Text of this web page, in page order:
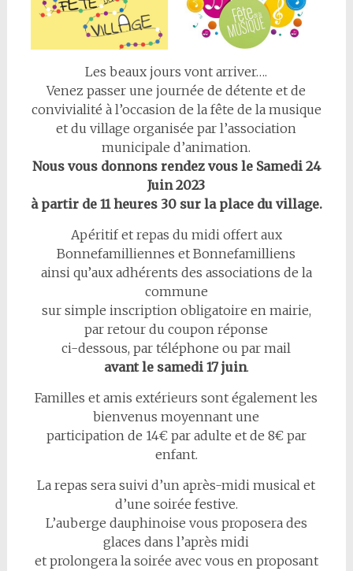
Les beaux jours vont arriver….
Venez passer une journée de détente et de
convivialité à l’occasion de la fête de la musique
et du village organisée par l’association
municipale d’animation.
Nous vous donnons rendez vous le Samedi 24
Juin 2023
à partir de 11 heures 30 sur la place du village.
Apéritif et repas du midi offert aux
Bonnefamilliennes et Bonnefamilliens
ainsi qu’aux adhérents des associations de la
commune
sur simple inscription obligatoire en mairie,
par retour du coupon réponse
ci-dessous, par téléphone ou par mail
avant le samedi 17 juin.
Familles et amis extérieurs sont également les
bienvenus moyennant une
participation de 14€ par adulte et de 8€ par
enfant.
La repas sera suivi d’un après-midi musical et
d’une soirée festive.
L’auberge dauphinoise vous proposera des
glaces dans l’après midi
et prolongera la soirée avec vous en proposant